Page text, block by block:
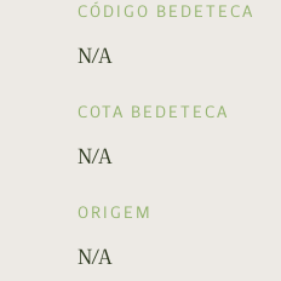
CÓDIGO BEDETECA
N/A
COTA BEDETECA
N/A
ORIGEM
N/A